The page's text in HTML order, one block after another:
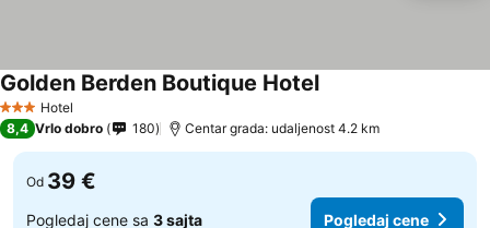
3 Zvezdice
Hotel
Golden Berden Boutique Hotel
8,4 Vrlo dobro 180 Centar grada: udaljenost 4.2 km
Od 39 €
Pogledaj cene sa 3 sajta Pogledaj cene